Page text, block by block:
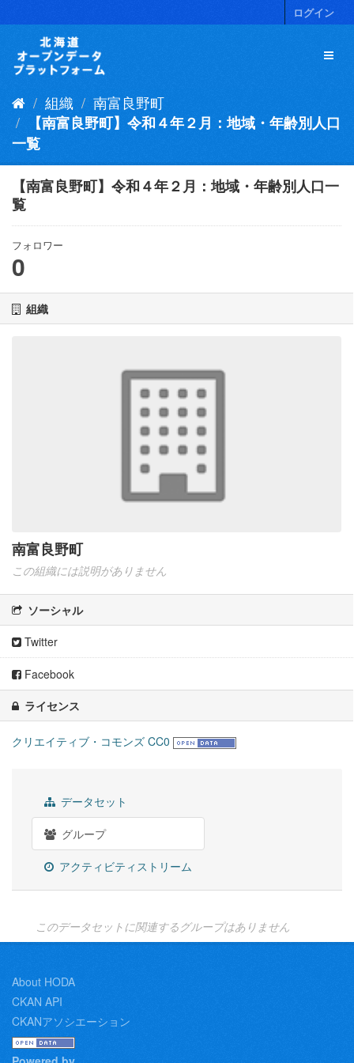
キ
ログイン
組織
南富良野町
【南富良野町】令和４年２月：地域・年齢別人口
一覧
【南富良野町】令和４年２月：地域・年齢別人口一
覧
フォロワー
0
組織
南富良野町
この組織には説明がありません
ソーシャル
Twitter
Facebook
ライセンス
クリエイティブ・コモンズ CC0
データセット
グループ
アクティビティストリーム
このデータセットに関連するグループはありません
About HODA
CKAN API
CKANアソシエーション